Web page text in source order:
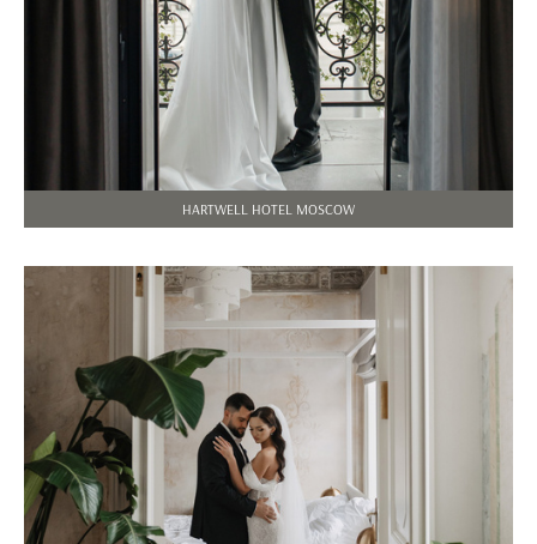
HARTWELL HOTEL MOSCOW